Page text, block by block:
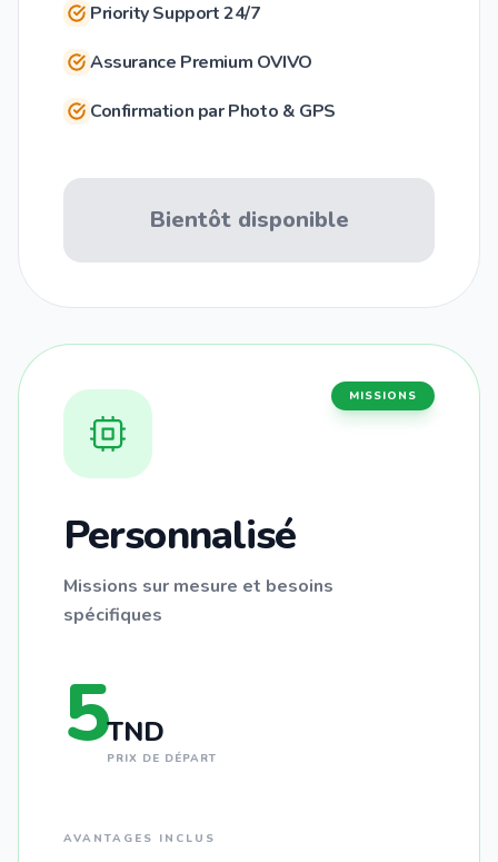
Priority Support 24/7
Assurance Premium OVIVO
Confirmation par Photo & GPS
Bientôt disponible
MISSIONS
Personnalisé
Missions sur mesure et besoins
spécifiques
5TND
PRIX DE DÉPART
AVANTAGES INCLUS